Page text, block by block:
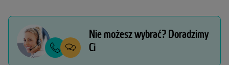
Nie możesz wybrać? Doradzimy
Ci